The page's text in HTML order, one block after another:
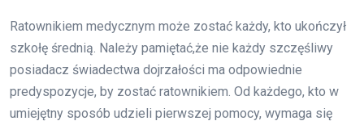
Ratownikiem medycznym może zostać każdy, kto ukończył
szkołę średnią. Należy pamiętać,że nie każdy szczęśliwy
posiadacz świadectwa dojrzałości ma odpowiednie
predyspozycje, by zostać ratownikiem. Od każdego, kto w
umiejętny sposób udzieli pierwszej pomocy, wymaga się